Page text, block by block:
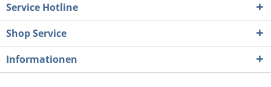
Service Hotline
Shop Service
Informationen